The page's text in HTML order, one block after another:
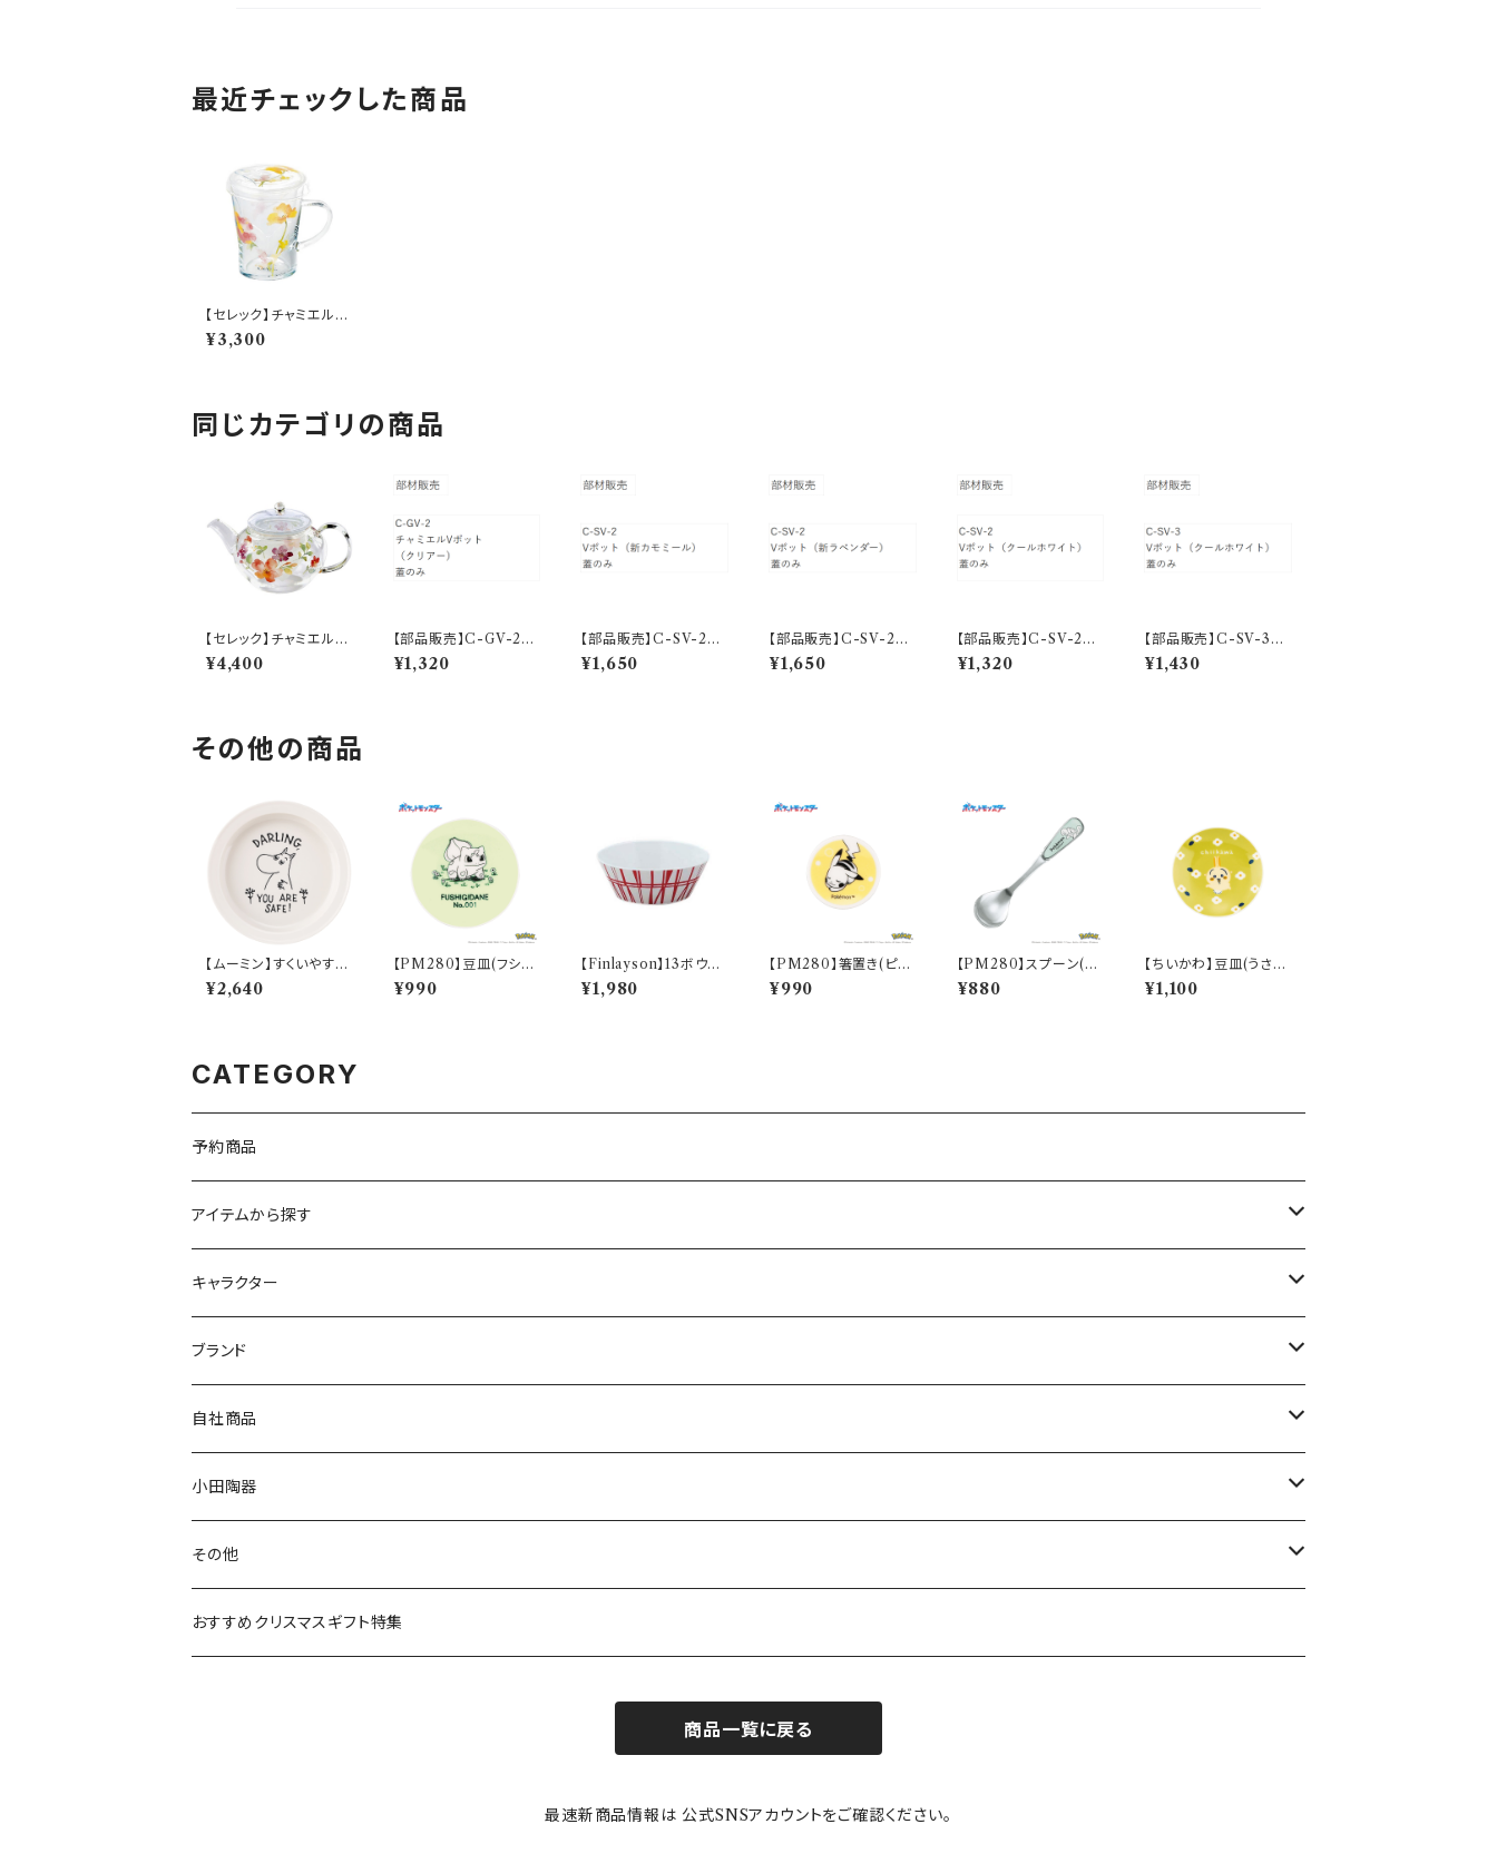
最近チェックした商品
【セレック】チャミエルテ
ィーメイト（ポピー）【C
Y11-GT57】
¥3,300
同じカテゴリの商品
【セレック】チャミエルV
ポット（フローリスト）【C
-GVP-27A】
¥4,400
【部品販売】C-GV-2
チャミエルVポット フ
タ（クリアー）
¥1,320
【部品販売】C-SV-2
Vポット フタ（新カモミ
ール）
¥1,650
【部品販売】C-SV-2
Vポット フタ（新ラベン
ダー）
¥1,650
【部品販売】C-SV-2
Vポット フタ（クールホ
ワイト）
¥1,320
【部品販売】C-SV-3
Vポット フタ（クールホ
ワイト）
¥1,430
その他の商品
【ムーミン】すくいやすい
カレー皿（ムーミン）【M
M9000】MM9001-3
¥2,640
【PM280】豆皿(フシギ
ダネ)【Daily Sketch】P
M281-333
¥990
【Finlayson】13ボウル
（レッド）【コロナ】
¥1,980
【PM280】箸置き(ピカ
チュウ)【Daily Sketch】
PM284-402
¥990
【PM280】スプーン(ゼ
ニガメ)【Daily Sketch】
PM283-850
¥880
【ちいかわ】豆皿(うさぎ)
【CKW20】CKW23-3
33
¥1,100
CATEGORY
予約商品
アイテムから探す
九谷焼
マグ＆カップ
プレート
ボウル
ガラスウェア
カトラリー
キャラクター
ムーミン
80th記念アイテム
リトルミイの日記念アイテム
MOOMIN ANIMATION
スヌーピー
ピーターラビット
ポケットモンスター
ブランド
LA AMYS(エミーズ)
LISA LARSON(リサラーソン)
LAURA ASHLEY(ローラ アシュレイ)
Finlayson(フィンレイソン)
自社商品
ねこ企画
Cecera(セセラ)
CELEC(セレック)
小田陶器
さざなみ
吉祥
その他
リサイクル食器
おすすめクリスマスギフト特集
商品一覧に戻る
最速新商品情報は 公式SNSアカウントをご確認ください。